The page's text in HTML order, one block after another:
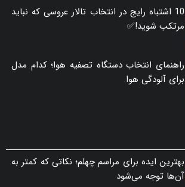
10 اشتباه رایج در انتخاب تالار عروسی که نباید
مرتکب شوید!✅
راهنمای انتخاب دستگاه تصفیه هوا؛ کدام مدل
برای آلودگی هوا
بهترین ایده برای مراسم چهلم؛ نکاتی که کمتر به
آن‌ها توجه می‌شود